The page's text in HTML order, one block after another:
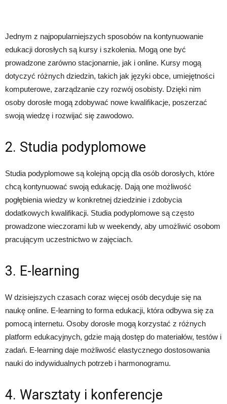
Jednym z najpopularniejszych sposobów na kontynuowanie
edukacji dorosłych są kursy i szkolenia. Mogą one być
prowadzone zarówno stacjonarnie, jak i online. Kursy mogą
dotyczyć różnych dziedzin, takich jak języki obce, umiejętności
komputerowe, zarządzanie czy rozwój osobisty. Dzięki nim
osoby dorosłe mogą zdobywać nowe kwalifikacje, poszerzać
swoją wiedzę i rozwijać się zawodowo.
2. Studia podyplomowe
Studia podyplomowe są kolejną opcją dla osób dorosłych, które
chcą kontynuować swoją edukację. Dają one możliwość
pogłębienia wiedzy w konkretnej dziedzinie i zdobycia
dodatkowych kwalifikacji. Studia podyplomowe są często
prowadzone wieczorami lub w weekendy, aby umożliwić osobom
pracującym uczestnictwo w zajęciach.
3. E-learning
W dzisiejszych czasach coraz więcej osób decyduje się na
naukę online. E-learning to forma edukacji, która odbywa się za
pomocą internetu. Osoby dorosłe mogą korzystać z różnych
platform edukacyjnych, gdzie mają dostęp do materiałów, testów i
zadań. E-learning daje możliwość elastycznego dostosowania
nauki do indywidualnych potrzeb i harmonogramu.
4. Warsztaty i konferencje